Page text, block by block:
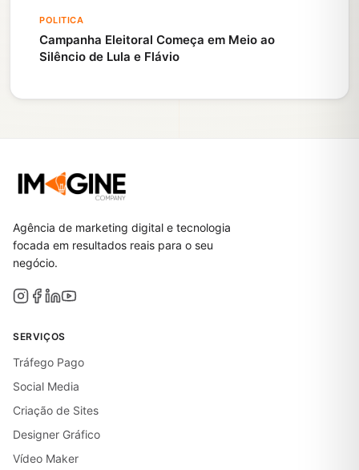
POLITICA
Campanha Eleitoral Começa em Meio ao
Silêncio de Lula e Flávio
Agência de marketing digital e tecnologia
focada em resultados reais para o seu
negócio.
SERVIÇOS
Tráfego Pago
Social Media
Criação de Sites
Designer Gráfico
Vídeo Maker